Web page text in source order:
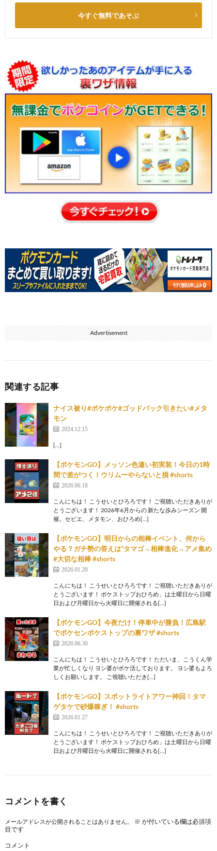
今すぐ無料であそぶ
Advertisement
関連する記事
ナイス被り#ポケポケ#ゴッドパック引きたい#メタ
モン
2024.12.15
[…]
【ポケモンGO】メッソン色違い初実装！今日の1時
間で差がつく！ウリムーやらないと損 #shorts
2026.06.18
こんにちは！ こうせいとひろろです！ ご視聴いただきありが
とうございます！ 2026年6月からの 新たな歩みシーズン 開
催。セビエ、メタモン、おひろめ[…]
【ポケモンGO】明日からの相棒イベント、何から
やる？ガチ勢の答えは“タマゴ→相棒進化→アメ集め
#大切な相棒 #shorts
2026.01.20
こんにちは！ こうせいとひろろです！ ご視聴いただきありが
とうございます！ ポケストップおひろめ」は土曜日から日曜
日および月曜日から火曜日に開催される[…]
【ポケモンGO】今夜だけ！停車中が勝負！広島駅
でポケセンポケストップの裏ワザ #shorts
2026.06.30
こんにちは！ こうせいとひろろです！ ただいま、こうくん学
業が忙しくなり ヨシ婆がポケ活しております。 ヨシ婆もよろ
しくお願いします。 ご視聴いただき[…]
【ポケモンGO】スポットライトアワー神回！タマ
ゲタケで砂爆稼ぎ！ #shorts
2026.01.27
こんにちは！ こうせいとひろろです！ ご視聴いただきありが
とうございます！ ポケストップおひろめ」は土曜日から日曜
日および月曜日から火曜日に開催される[…]
コメントを書く
メールアドレスが公開されることはありません。 ※ が付いている欄は必須項
目です
コメント